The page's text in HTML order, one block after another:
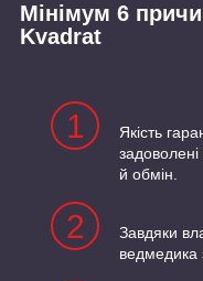
Мінімум 6
Kvadrat
1
Якість
й обмін.
2
Завдяки
ведмедика